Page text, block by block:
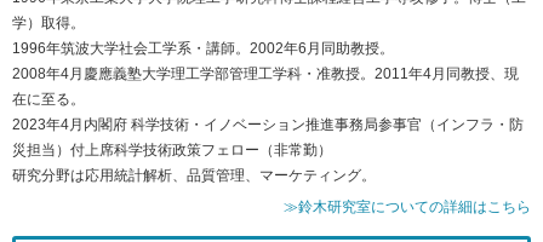
学）取得。
1996年筑波大学社会工学系・講師。2002年6月同助教授。
2008年4月慶應義塾大学理工学部管理工学科・准教授。2011年4月同教授、現
在に至る。
2023年4月内閣府 科学技術・イノベーション推進事務局参事官（インフラ・防
災担当）付上席科学技術政策フェロー（非常勤）
研究分野は応用統計解析、品質管理、マーケティング。
≫鈴木研究室についての詳細はこちら